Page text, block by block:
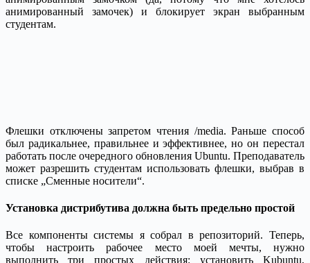
анимированный замочек) и блокирует экран выбранным
студентам.
Флешки отключены запретом чтения /media. Раньше способ
был радикальнее, правильнее и эффективнее, но он перестал
работать после очередного обновления Ubuntu. Преподаватель
может разрешить студентам использовать флешки, выбрав в
списке „Сменные носители“.
Установка дистрибутива должна быть предельно простой
Все компоненты системы я собрал в репозиторий. Теперь,
чтобы настроить рабочее место моей мечты, нужно
выполнить три простых действия: установить Kubuntu,